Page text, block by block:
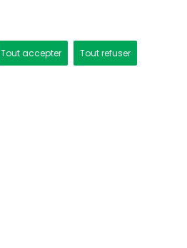
Tout accepter Tout refuser